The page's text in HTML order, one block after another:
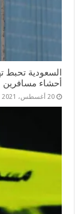
أحشاء مسافرين
20 أغسطس، 2021